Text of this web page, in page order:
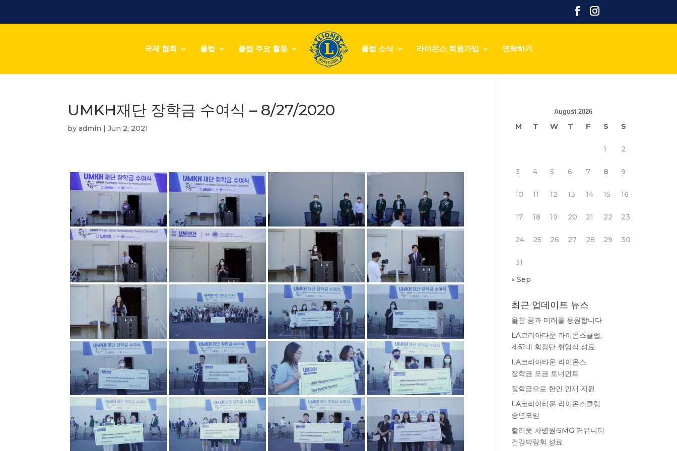
국제 협회 클럽 클럽 주요 활동 클럽 소식 라이온스 회원가입 연락하기
UMKH재단 장학금 수여식 – 8/27/2020
byadmin |Jun 2, 2021
August 2026
M T W T F S S
1 2
3 4 5 6 7 8 9
10 11 12 13 14 15 16
17 18 19 20 21 22 23
24 25 26 27 28 29 30
31
« Sep
최근 업데이트 뉴스
올찬 꿈과 미래를 응원합니다
LA코리아타운 라이온스클럽,
제51대 회장단 취임식 성료
LA코리아타운 라이온스
장학금 모금 토너먼트
장학금으로 한인 인재 지원
LA코리아타운 라이온스클럽
송년모임
할리웃 차병원·SMG 커뮤니티
건강박람회 성료